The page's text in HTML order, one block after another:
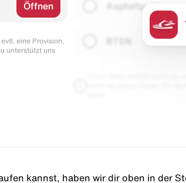
Öffnen
eine Provision,
unterstützt uns
Asphaltgold
kannst, haben wir dir oben in der